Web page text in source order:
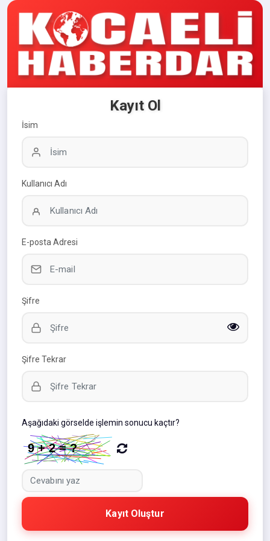
Kayıt Ol
İsim
Kullanıcı Adı
E-posta Adresi
Şifre
Şifre Tekrar
Aşağıdaki görselde işlemin sonucu kaçtır?
Kayıt Oluştur